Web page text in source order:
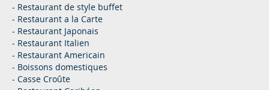
- Restaurant de style buffet
- Restaurant a la Carte
- Restaurant Japonais
- Restaurant Italien
- Restaurant Americain
- Boissons domestiques
- Casse Croûte